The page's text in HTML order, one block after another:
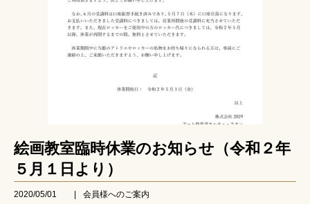
絵画教室臨時休業のお知らせ（令和２年
５月１日より）
2020/05/01 会員様へのご案内